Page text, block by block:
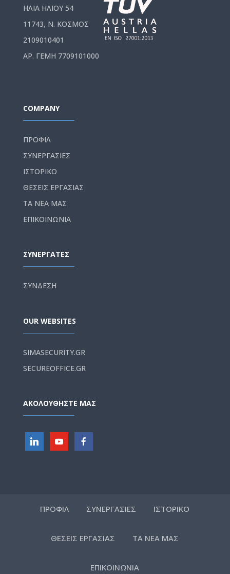
ΗΛΙΑ ΗΛΙΟΥ 54
11743, Ν. ΚΟΣΜΟΣ
2109010401
ΑΡ. ΓΕΜΗ 7709101000
COMPANY
ΠΡΟΦΙΛ
ΣΥΝΕΡΓΑΣΙΕΣ
ΙΣΤΟΡΙΚΟ
ΘΕΣΕΙΣ ΕΡΓΑΣΙΑΣ
ΤΑ ΝΕΑ ΜΑΣ
ΕΠΙΚΟΙΝΩΝΙΑ
ΣΥΝΕΡΓΑΤΕΣ
ΣΥΝΔΕΣΗ
OUR WEBSITES
SIMASECURITY.GR
SECUREOFFICE.GR
ΑΚΟΛΟΥΘΗΣΤΕ ΜΑΣ
ΠΡΟΦΙΛ ΣΥΝΕΡΓΑΣΙΕΣ ΙΣΤΟΡΙΚΟ
ΘΕΣΕΙΣ ΕΡΓΑΣΙΑΣ ΤΑ ΝΕΑ ΜΑΣ
ΕΠΙΚΟΙΝΩΝΙΑ